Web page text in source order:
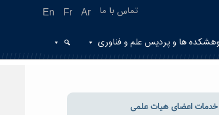
En Fr Ar تماس با ما
ها و پردیس علم و فناوری
خدمات اعضای هیات علمی